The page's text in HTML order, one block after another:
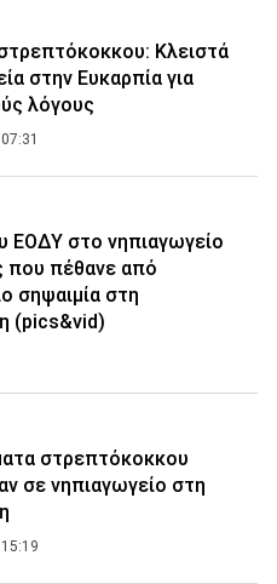
Κλειστά
στην Ευκαρπία για
λόγους
ΕΟΔΥ στο νηπιαγωγείο
που πέθανε από
σηψαιμία στη
(pics&vid)
στρεπτόκοκκου
σε νηπιαγωγείο στη